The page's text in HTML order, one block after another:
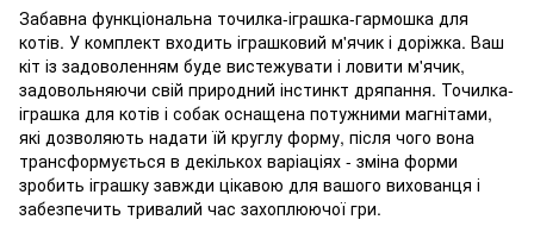
Забавна функціональна точилка-іграшка-гармошка для
котів. У комплект входить іграшковий м'ячик і доріжка. Ваш
кіт із задоволенням буде вистежувати і ловити м'ячик,
задовольняючи свій природний інстинкт дряпання. Точилка-
іграшка для котів і собак оснащена потужними магнітами,
які дозволяють надати їй круглу форму, після чого вона
трансформується в декількох варіаціях - зміна форми
зробить іграшку завжди цікавою для вашого вихованця і
забезпечить тривалий час захоплюючої гри.